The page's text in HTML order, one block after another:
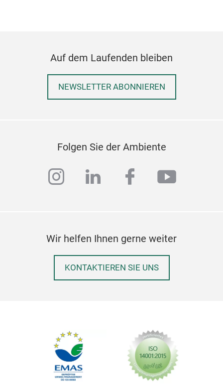
Auf dem Laufenden bleiben
NEWSLETTER ABONNIEREN
Folgen Sie der Ambiente
instagram
linkedinfacebook
Wir helfen Ihnen gerne weiter
KONTAKTIEREN SIE UNS